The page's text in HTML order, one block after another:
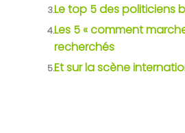
3.Le top 5 des politiciens
4.Les 5 « comment
recherchés
5.Et sur la scène